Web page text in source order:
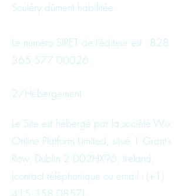
Souléry dûment habilitée.
Le numéro SIRET de l’éditeur est : 828
365 577 00026.
2/Hébergement
Le Site est hébergé par la société Wix
Online Platform Limited, situé 1 Grant’s
Row, Dublin 2 D02HX96, Ireland,
(contact téléphonique ou email : (+1)